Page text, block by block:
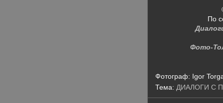
По
Фото-
Фотограф: Igor
Тема: ДИАЛОГИ С